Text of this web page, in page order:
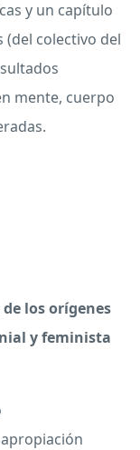
y un capítulo
(del colectivo del
mente, cuerpo
los orígenes
y feminista